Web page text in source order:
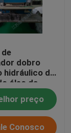
dobro
hidráulico do
óleo da
máscara
preço
Conosco